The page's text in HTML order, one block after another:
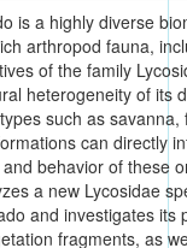
is a highly diverse
arthropod fauna,
of the family
heterogeneity of its
such as savanna,
can directly
behavior of these
a new Lycosidae
and investigates its
fragments, as